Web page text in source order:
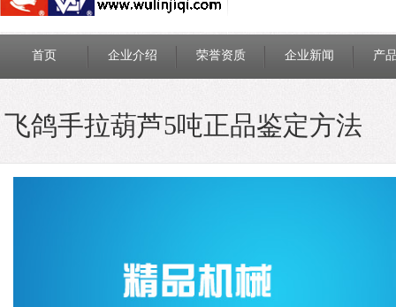
首页 企业介绍 荣誉资质 企业新闻 产
飞鸽手拉葫芦5吨正品鉴定方法